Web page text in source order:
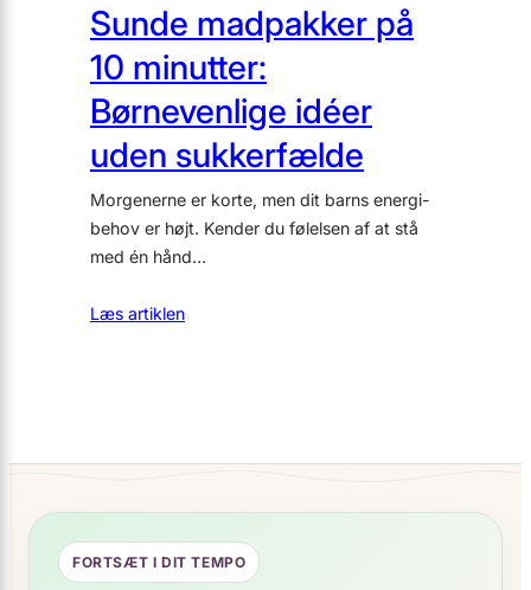
Sunde madpakker på
10 minutter:
Børnevenlige idéer
uden sukkerfælde
Morgenerne er korte, men dit barns energi-
behov er højt. Kender du følelsen af at stå
med én hånd…
Læs artiklen
FORTSÆT I DIT TEMPO